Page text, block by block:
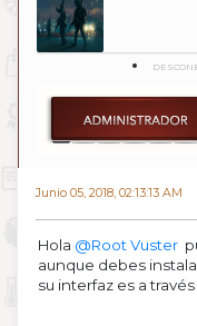
Junio 05, 2018, 02:13:13 AM
Hola @Root Vuster
aunque debes
su interfaz es a